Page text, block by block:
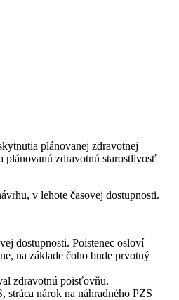
plánovanej zdravotnej
plánovanú zdravotnú starostlivosť
v lehote časovej dostupnosti.
dostupnosti. Poistenec osloví
na základe čoho bude prvotný
zdravotnú poisťovňu.
nárok na náhradného PZS